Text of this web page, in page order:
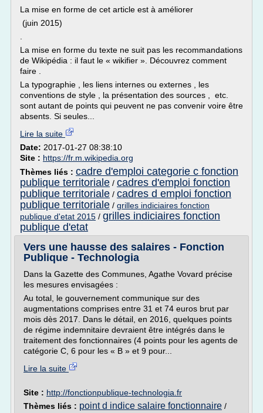
La mise en forme de cet article est à améliorer
(juin 2015)
La mise en forme du texte ne suit pas les recommandations
de Wikipédia : il faut le « wikifier ». Découvrez comment
faire .
La typographie , les liens internes ou externes , les
conventions de style , la présentation des sources , etc.
sont autant de points qui peuvent ne pas convenir voire être
absents. Si seules...
Lire la suite
Date: 2017-01-27 08:38:10
Site : https://fr.m.wikipedia.org
Thèmes liés : cadre d'emploi categorie c fonction
publique territoriale / cadres d'emploi fonction
publique territoriale / cadres d emploi fonction
publique territoriale / grilles indiciaires fonction
publique d'etat 2015 / grilles indiciaires fonction
publique d'etat
Vers une hausse des salaires - Fonction
Publique - Technologia
Dans la Gazette des Communes, Agathe Vovard précise
les mesures envisagées :
Au total, le gouvernement communique sur des
augmentations comprises entre 31 et 74 euros brut par
mois dès 2017. Dans le détail, en 2016, quelques points
de régime indemnitaire devraient être intégrés dans le
traitement des fonctionnaires (4 points pour les agents de
catégorie C, 6 pour les « B » et 9 pour...
Lire la suite
Site : http://fonctionpublique-technologia.fr
Thèmes liés : point d indice salaire fonctionnaire /